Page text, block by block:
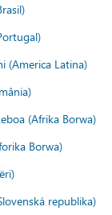
(America Latina)
(Afrika Borwa)
Borwa)
republika)